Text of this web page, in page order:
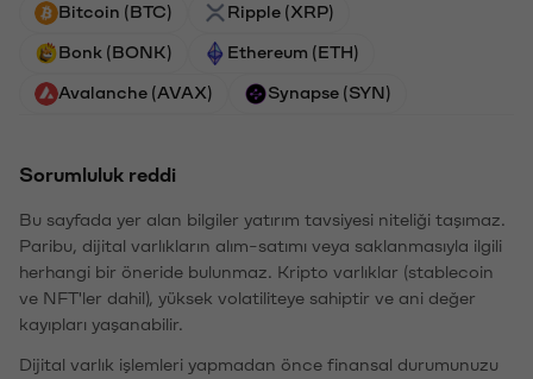
Bitcoin (BTC) Ripple (XRP)
Bonk (BONK) Ethereum (ETH)
Avalanche (AVAX) Synapse (SYN)
Sorumluluk reddi
Bu sayfada yer alan bilgiler yatırım tavsiyesi niteliği taşımaz.
Paribu, dijital varlıkların alım-satımı veya saklanmasıyla ilgili
herhangi bir öneride bulunmaz. Kripto varlıklar (stablecoin
ve NFT'ler dahil), yüksek volatiliteye sahiptir ve ani değer
kayıpları yaşanabilir.
Dijital varlık işlemleri yapmadan önce finansal durumunuzu